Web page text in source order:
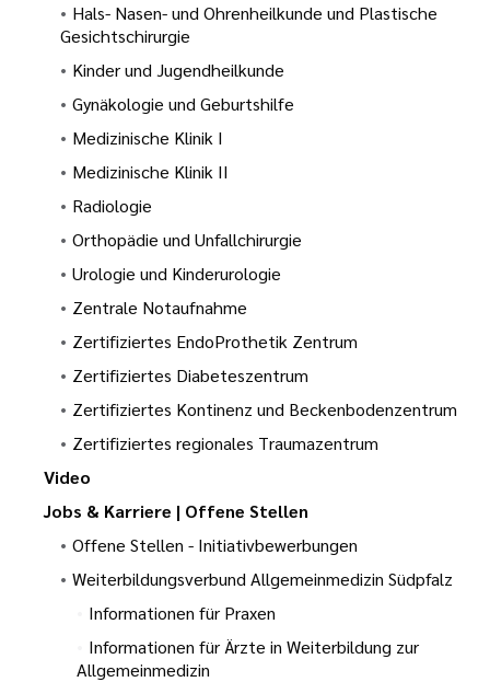
Hals- Nasen- und Ohrenheilkunde und Plastische
Gesichtschirurgie
Kinder und Jugendheilkunde
Gynäkologie und Geburtshilfe
Medizinische Klinik I
Medizinische Klinik II
Radiologie
Orthopädie und Unfallchirurgie
Urologie und Kinderurologie
Zentrale Notaufnahme
Zertifiziertes EndoProthetik Zentrum
Zertifiziertes Diabeteszentrum
Zertifiziertes Kontinenz und Beckenbodenzentrum
Zertifiziertes regionales Traumazentrum
Video
Jobs & Karriere | Offene Stellen
Offene Stellen - Initiativbewerbungen
Weiterbildungsverbund Allgemeinmedizin Südpfalz
Informationen für Praxen
Informationen für Ärzte in Weiterbildung zur
Allgemeinmedizin